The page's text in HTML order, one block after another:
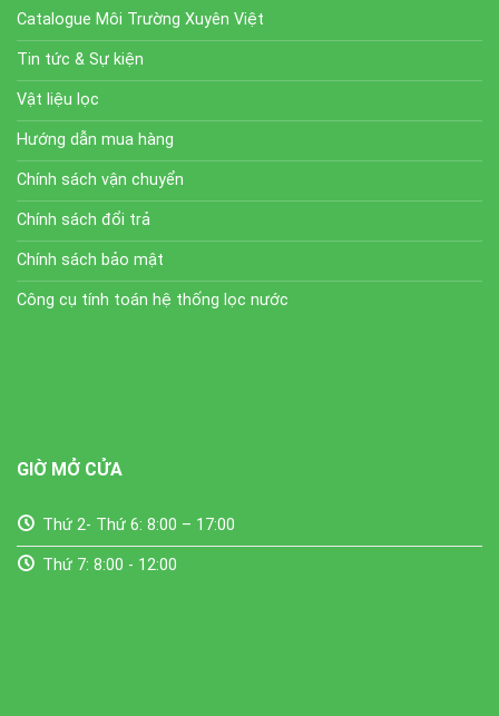
Catalogue Môi Trường Xuyên Việt
Tin tức & Sự kiện
Vật liệu lọc
Hướng dẫn mua hàng
Chính sách vận chuyển
Chính sách đổi trả
Chính sách bảo mật
Công cụ tính toán hệ thống lọc nước
GIỜ MỞ CỬA
Thứ 2- Thứ 6: 8:00 – 17:00
Thứ 7: 8:00 - 12:00